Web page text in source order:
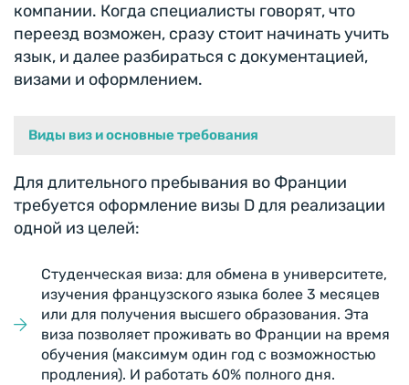
компании. Когда специалисты говорят, что
переезд возможен, сразу стоит начинать учить
язык, и далее разбираться с документацией,
визами и оформлением.
Виды виз и основные требования
Для длительного пребывания во Франции
требуется оформление визы D для реализации
одной из целей:
Студенческая виза: для обмена в университете,
изучения французского языка более 3 месяцев
или для получения высшего образования. Эта
виза позволяет проживать во Франции на время
обучения (максимум один год с возможностью
продления). И работать 60% полного дня.